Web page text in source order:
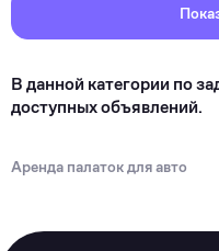
В данной категории по
доступных объявлений.
Аренда палаток для авто